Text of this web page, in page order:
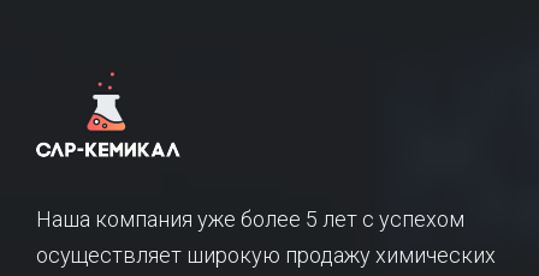
Наша компания уже более 5 лет с успехом
осуществляет широкую продажу химических